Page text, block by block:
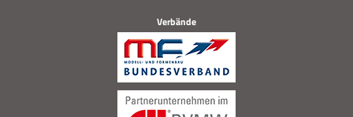
Verbände